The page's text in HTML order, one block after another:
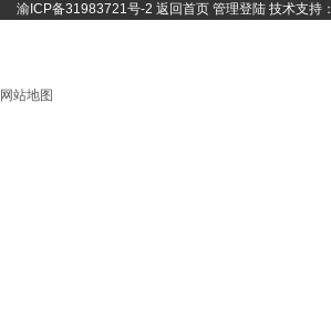
渝ICP备31983721号-2 返回首页 管理登陆 技术支持：
网站地图